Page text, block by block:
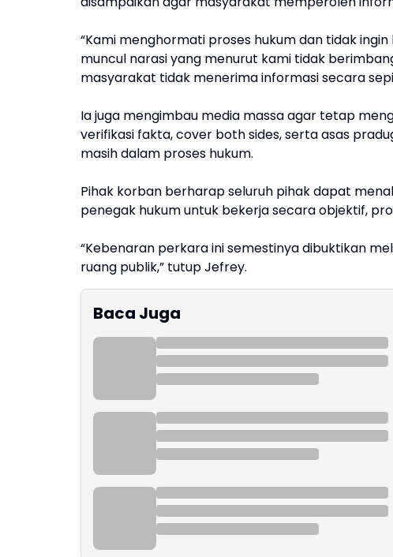
“Kami menghormati proses hukum dan tidak
muncul narasi yang menurut kami tidak
masyarakat tidak menerima informasi secara
Ia juga mengimbau media massa agar tetap
verifikasi fakta, cover both sides, serta asas
masih dalam proses hukum.
Pihak korban berharap seluruh pihak dapat
penegak hukum untuk bekerja secara objektif,
“Kebenaran perkara ini semestinya dibuktikan
ruang publik,” tutup Jefrey.
Baca Juga